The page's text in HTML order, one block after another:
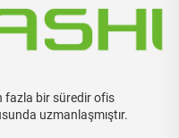
fazla bir süredir ofis
uzmanlaşmıştır.